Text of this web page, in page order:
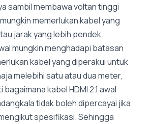
sambil membawa voltan tinggi
memerlukan kabel yang
jarak yang lebih pendek.
mungkin menghadapi batasan
kabel yang diperakui untuk
melebihi satu atau dua meter,
kabel HDMI 2.1 awal
tidak boleh dipercayai jika
spesifikasi. Sehingga